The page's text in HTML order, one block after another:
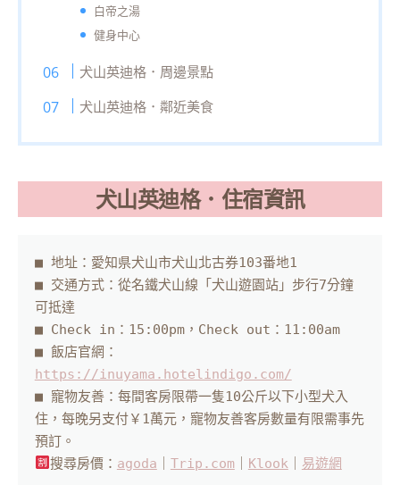
白帝之湯
健身中心
犬山英迪格．周邊景點
犬山英迪格．鄰近美食
犬山英迪格．住宿資訊
■ 地址：愛知県犬山市犬山北古券103番地1
■ 交通方式：從名鐵犬山線「犬山遊園站」步行7分鐘
可抵達
■ Check in：15:00pm，Check out：11:00am
■ 飯店官網：
https://inuyama.hotelindigo.com/
■ 寵物友善：每間客房限帶一隻10公斤以下小型犬入
住，每晚另支付￥1萬元，寵物友善客房數量有限需事先
搜尋房價： agoda Trip.com｜ Klook｜ 易遊網